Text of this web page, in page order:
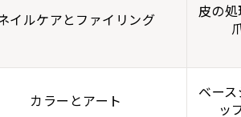
イルケアとファイリング
皮の
カラーとアート
ベー
ッ